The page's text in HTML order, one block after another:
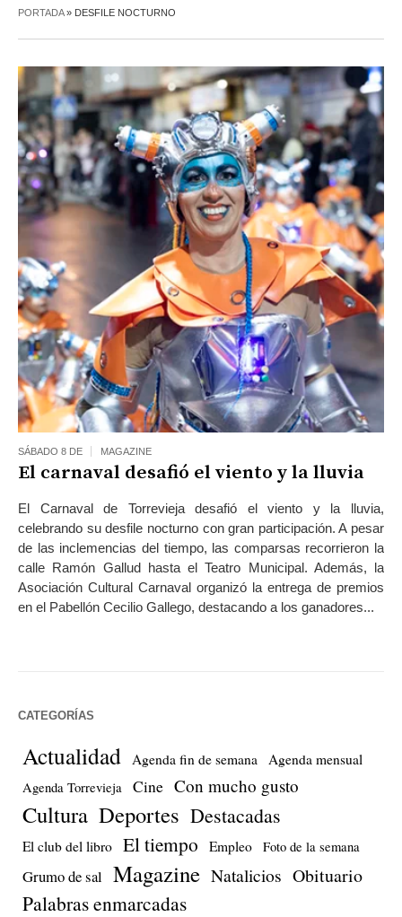
PORTADA» DESFILE NOCTURNO
SÁBADO 8 DE MAGAZINE
El carnaval desafió el viento y la lluvia
El Carnaval de Torrevieja desafió el viento y la lluvia,
celebrando su desfile nocturno con gran participación. A pesar
de las inclemencias del tiempo, las comparsas recorrieron la
calle Ramón Gallud hasta el Teatro Municipal. Además, la
Asociación Cultural Carnaval organizó la entrega de premios
en el Pabellón Cecilio Gallego, destacando a los ganadores...
CATEGORÍAS
Actualidad Agenda fin de semana Agenda mensual
Agenda Torrevieja Cine Con mucho gusto
Cultura Deportes Destacadas
El club del libro El tiempo Empleo Foto de la semana
Grumo de sal Magazine Natalicios Obituario
Palabras enmarcadas